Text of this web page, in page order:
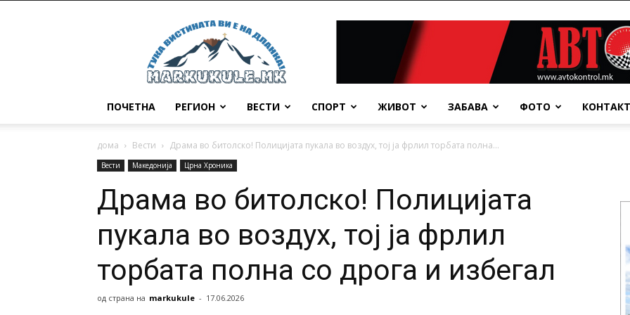
Маркукуле
ПОЧЕТНА РЕГИОН ВЕСТИ СПОРТ ЖИВОТ ЗАБАВА ФОТО КОНТАКТ
дома Вести Драма во битолско! Полицијата пукала во воздух, тој ја фрлил торбата полна...
Вести Македонија Црна Хроника
Драма во битолско! Полицијата
пукала во воздух, тој ја фрлил
торбата полна со дpoга и избегал
од страна на markukule - 17.06.2026